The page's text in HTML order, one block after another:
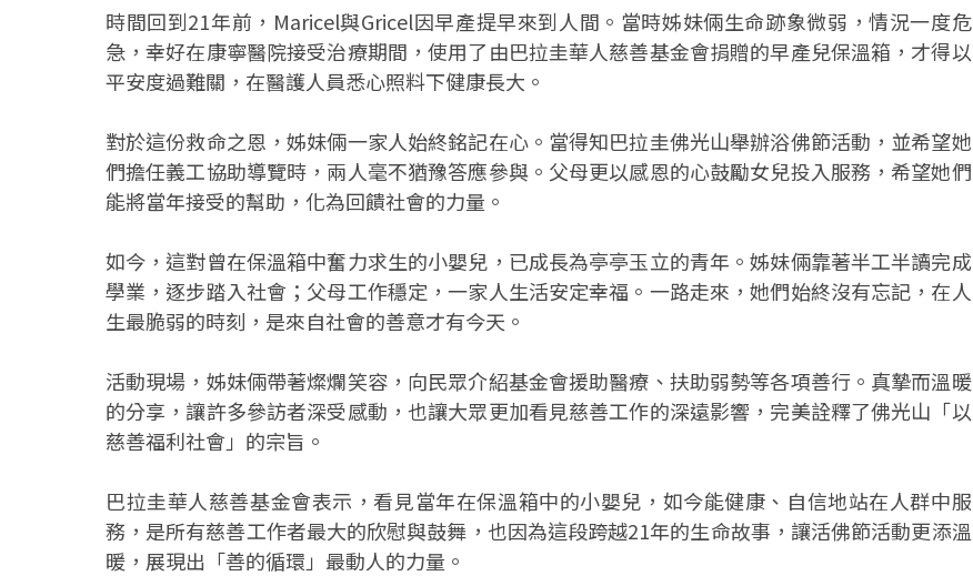
時間回到21年前，Maricel與Gricel因早產提早來到人間。當時姊妹倆生命跡象微弱，情況一度危
急，幸好在康寧醫院接受治療期間，使用了由巴拉圭華人慈善基金會捐贈的早產兒保溫箱，才得以
平安度過難關，在醫護人員悉心照料下健康長大。
對於這份救命之恩，姊妹倆一家人始終銘記在心。當得知巴拉圭佛光山舉辦浴佛節活動，並希望她
們擔任義工協助導覽時，兩人毫不猶豫答應參與。父母更以感恩的心鼓勵女兒投入服務，希望她們
能將當年接受的幫助，化為回饋社會的力量。
如今，這對曾在保溫箱中奮力求生的小嬰兒，已成長為亭亭玉立的青年。姊妹倆靠著半工半讀完成
學業，逐步踏入社會；父母工作穩定，一家人生活安定幸福。一路走來，她們始終沒有忘記，在人
生最脆弱的時刻，是來自社會的善意才有今天。
活動現場，姊妹倆帶著燦爛笑容，向民眾介紹基金會援助醫療、扶助弱勢等各項善行。真摯而溫暖
的分享，讓許多參訪者深受感動，也讓大眾更加看見慈善工作的深遠影響，完美詮釋了佛光山「以
慈善福利社會」的宗旨。
巴拉圭華人慈善基金會表示，看見當年在保溫箱中的小嬰兒，如今能健康、自信地站在人群中服
務，是所有慈善工作者最大的欣慰與鼓舞，也因為這段跨越21年的生命故事，讓活佛節活動更添溫
暖，展現出「善的循環」最動人的力量。